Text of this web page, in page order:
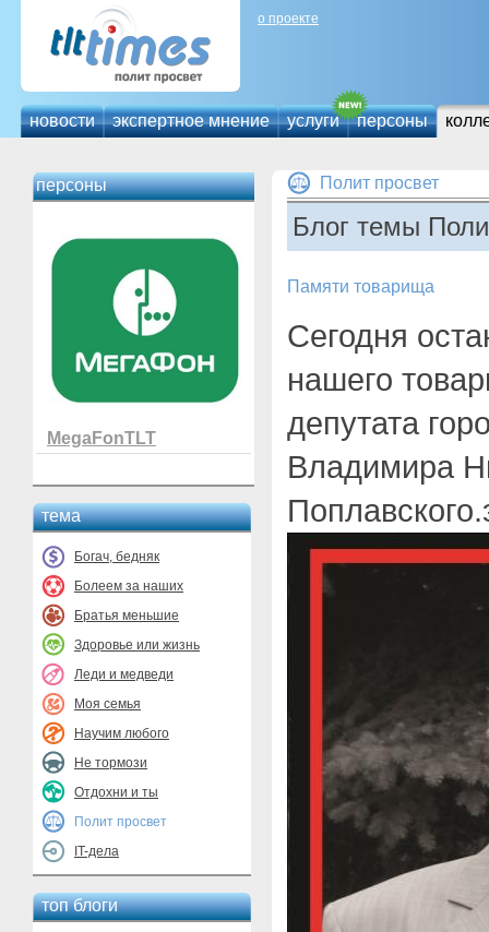
о проекте
новости экспертное мнение услуги персоны
персоны
MegaFonTLT
тема
Богач, бедняк
Болеем за наших
Братья меньшие
Здоровье или жизнь
Леди и медведи
Моя семья
Научим любого
Не тормози
Отдохни и ты
Полит просвет
IT-дела
топ блоги
Полит просвет
Блог темы
Памяти товарища
Сегодня
нашего
депутата
Владимира